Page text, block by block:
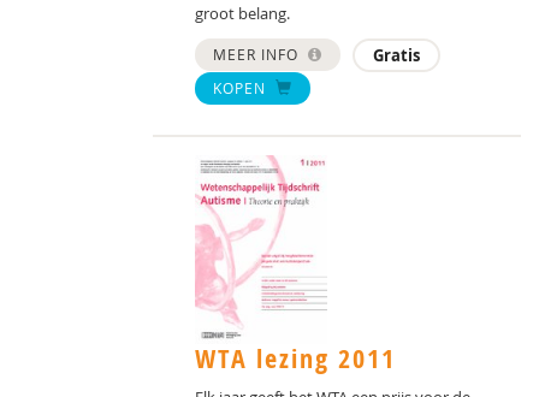
groot belang.
MEER INFO Gratis
KOPEN
WTA lezing 2011